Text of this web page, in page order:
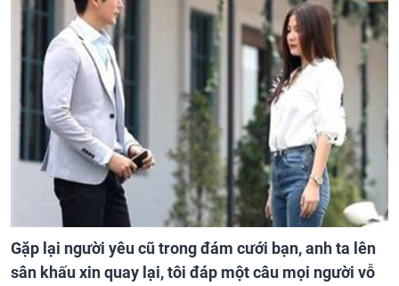
Gặp lại người yêu cũ trong đám cưới bạn, anh ta lên
sân khấu xin quay lại, tôi đáp một câu mọi người vỗ